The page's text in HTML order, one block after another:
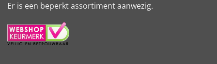
Er is een beperkt assortiment aanwezig.